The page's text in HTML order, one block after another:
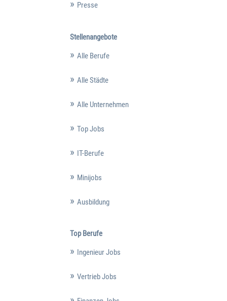
Presse
Stellenangebote
Alle Berufe
Alle Städte
Alle Unternehmen
Top Jobs
IT-Berufe
Minijobs
Ausbildung
Top Berufe
Ingenieur Jobs
Vertrieb Jobs